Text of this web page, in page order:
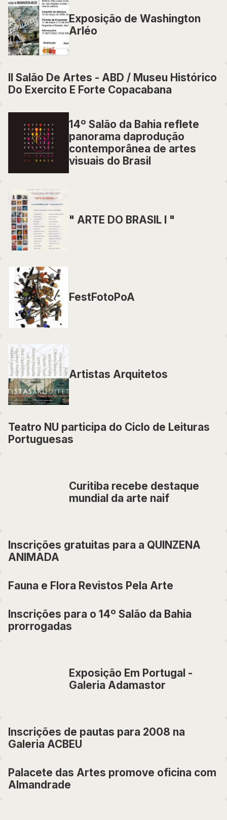
Exposição de Washington
Arléo
II Salão De Artes - ABD / Museu Histórico
Do Exercito E Forte Copacabana
14º Salão da Bahia reflete
panorama daprodução
contemporânea de artes
visuais do Brasil
" ARTE DO BRASIL I "
FestFotoPoA
Artistas Arquitetos
Teatro NU participa do Ciclo de Leituras
Portuguesas
Curitiba recebe destaque
mundial da arte naif
Inscrições gratuitas para a QUINZENA
ANIMADA
Fauna e Flora Revistos Pela Arte
Inscrições para o 14º Salão da Bahia
prorrogadas
Exposição Em Portugal -
Galeria Adamastor
Inscrições de pautas para 2008 na
Galeria ACBEU
Palacete das Artes promove oficina com
Almandrade